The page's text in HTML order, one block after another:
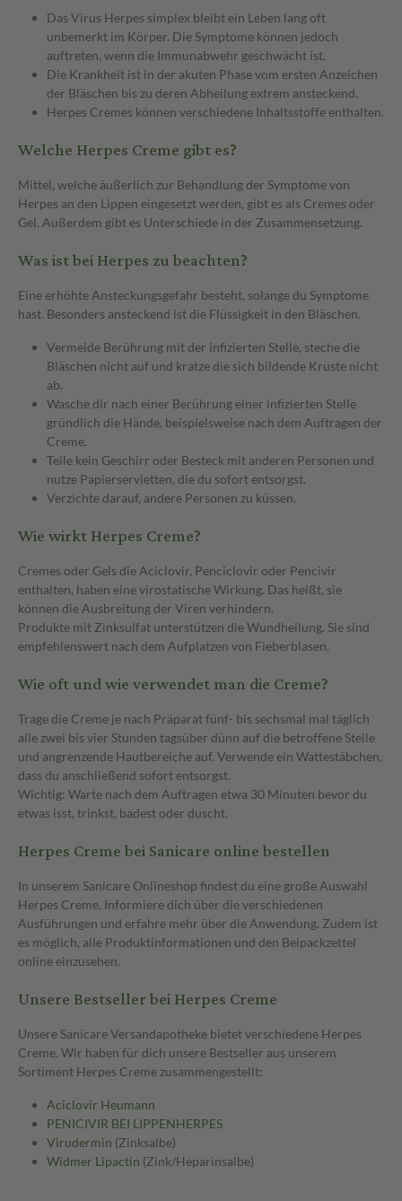
Das Virus Herpes simplex bleibt ein Leben lang oft
unbemerkt im Körper. Die Symptome können jedoch
auftreten, wenn die Immunabwehr geschwächt ist.
Die Krankheit ist in der akuten Phase vom ersten Anzeichen
der Bläschen bis zu deren Abheilung extrem ansteckend.
Herpes Cremes können verschiedene Inhaltsstoffe enthalten.
Welche Herpes Creme gibt es?
Mittel, welche äußerlich zur Behandlung der Symptome von
Herpes an den Lippen eingesetzt werden, gibt es als Cremes oder
Gel. Außerdem gibt es Unterschiede in der Zusammensetzung.
Was ist bei Herpes zu beachten?
Eine erhöhte Ansteckungsgefahr besteht, solange du Symptome
hast. Besonders ansteckend ist die Flüssigkeit in den Bläschen.
Vermeide Berührung mit der infizierten Stelle, steche die
Bläschen nicht auf und kratze die sich bildende Kruste nicht
ab.
Wasche dir nach einer Berührung einer infizierten Stelle
gründlich die Hände, beispielsweise nach dem Auftragen der
Creme.
Teile kein Geschirr oder Besteck mit anderen Personen und
nutze Papierservietten, die du sofort entsorgst.
Verzichte darauf, andere Personen zu küssen.
Wie wirkt Herpes Creme?
Cremes oder Gels die Aciclovir, Penciclovir oder Pencivir
enthalten, haben eine virostatische Wirkung. Das heißt, sie
können die Ausbreitung der Viren verhindern.
Produkte mit Zinksulfat unterstützen die Wundheilung. Sie sind
empfehlenswert nach dem Aufplatzen von Fieberblasen.
Wie oft und wie verwendet man die Creme?
Trage die Creme je nach Präparat fünf- bis sechsmal mal täglich
alle zwei bis vier Stunden tagsüber dünn auf die betroffene Stelle
und angrenzende Hautbereiche auf. Verwende ein Wattestäbchen,
dass du anschließend sofort entsorgst.
Wichtig: Warte nach dem Auftragen etwa 30 Minuten bevor du
etwas isst, trinkst, badest oder duscht.
Herpes Creme bei Sanicare online bestellen
In unserem Sanicare Onlineshop findest du eine große Auswahl
Herpes Creme. Informiere dich über die verschiedenen
Ausführungen und erfahre mehr über die Anwendung. Zudem ist
es möglich, alle Produktinformationen und den Beipackzettel
online einzusehen.
Unsere Bestseller bei Herpes Creme
Unsere Sanicare Versandapotheke bietet verschiedene Herpes
Creme. Wir haben für dich unsere Bestseller aus unserem
Sortiment Herpes Creme zusammengestellt:
Aciclovir Heumann
PENICIVIR BEI LIPPENHERPES
Virudermin (Zinksalbe)
Widmer Lipactin (Zink/Heparinsalbe)